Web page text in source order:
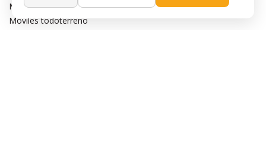
Móviles de 6 pulgadas
Móviles todoterreno